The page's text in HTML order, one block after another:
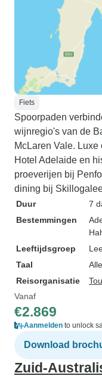
Fiets
Spoorpaden
wijnregio's van de
McLaren Vale.
Hotel Adelaide en
proeverijen bij
dining bij
Duur
7
Bestemmingen
Leeftijdsgroep
Taal
Reisorganisatie
Vanaf
€2.869
Aanmelden to unlock
Download
Zuid-